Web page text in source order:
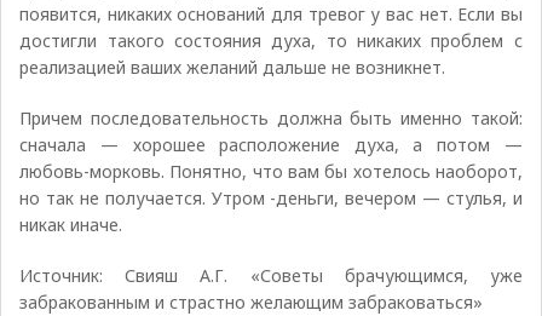
появится, никаких оснований для тревог у вас нет. Если вы
достигли такого состояния духа, то никаких проблем с
реализацией ваших желаний дальше не возникнет.
Причем последовательность должна быть именно такой:
сначала — хорошее расположение духа, а потом —
любовь-морковь. Понятно, что вам бы хотелось наоборот,
но так не получается. Утром -деньги, вечером — стулья, и
никак иначе.
Источник: Свияш А.Г. «Советы брачующимся, уже
забракованным и страстно желающим забраковаться»